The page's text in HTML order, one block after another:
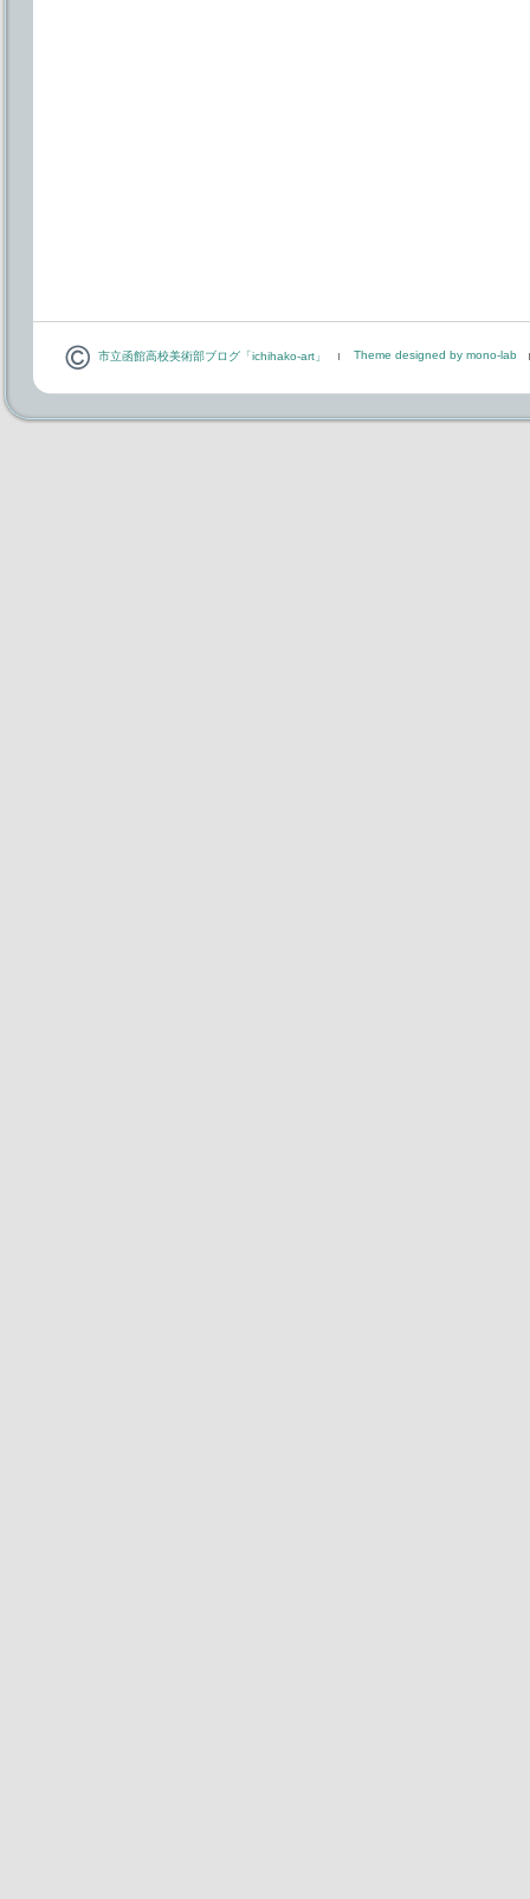
市立函館高校美術部ブログ「ichihako-art」 Theme designed by mono-lab